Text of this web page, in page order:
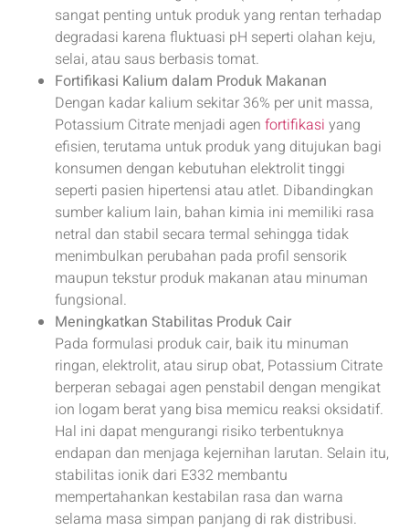
sangat penting untuk produk yang rentan terhadap
degradasi karena fluktuasi pH seperti olahan keju,
selai, atau saus berbasis tomat.
Fortifikasi Kalium dalam Produk Makanan
Dengan kadar kalium sekitar 36% per unit massa,
Potassium Citrate menjadi agen fortifikasi yang
efisien, terutama untuk produk yang ditujukan bagi
konsumen dengan kebutuhan elektrolit tinggi
seperti pasien hipertensi atau atlet. Dibandingkan
sumber kalium lain, bahan kimia ini memiliki rasa
netral dan stabil secara termal sehingga tidak
menimbulkan perubahan pada profil sensorik
maupun tekstur produk makanan atau minuman
fungsional.
Meningkatkan Stabilitas Produk Cair
Pada formulasi produk cair, baik itu minuman
ringan, elektrolit, atau sirup obat, Potassium Citrate
berperan sebagai agen penstabil dengan mengikat
ion logam berat yang bisa memicu reaksi oksidatif.
Hal ini dapat mengurangi risiko terbentuknya
endapan dan menjaga kejernihan larutan. Selain itu,
stabilitas ionik dari E332 membantu
mempertahankan kestabilan rasa dan warna
selama masa simpan panjang di rak distribusi.